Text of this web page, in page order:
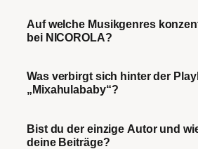
Auf welche Musikgenres
bei NICOROLA?
Was verbirgt sich hinter der
„Mixahulababy“?
Bist du der einzige Autor und
deine Beiträge?